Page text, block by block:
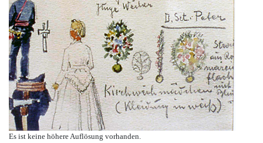
Es ist keine höhere Auflösung vorhanden.